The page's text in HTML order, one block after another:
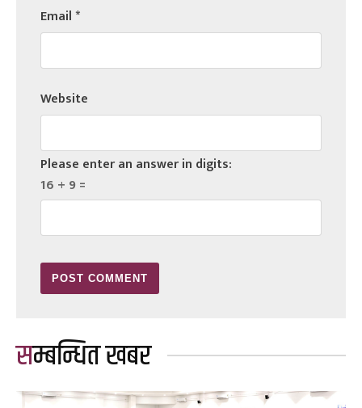
Email*
Website
Please enter an answer in digits:
16 + 9 =
सम्बन्धित खबर